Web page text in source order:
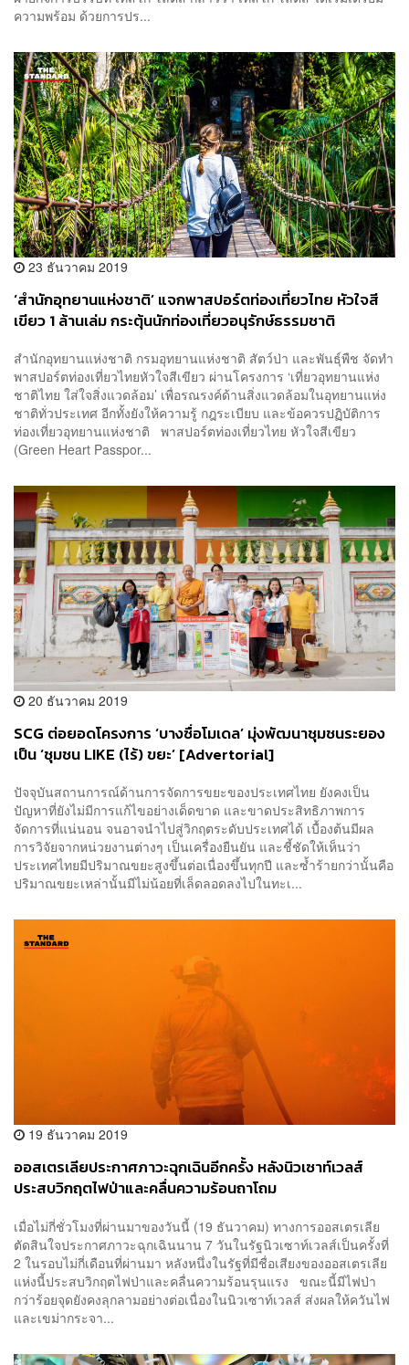
ความพร้อม ด้วยการปร...
23 ธันวาคม 2019
‘สำนักอุทยานแห่งชาติ’ แจกพาสปอร์ตท่องเที่ยวไทย หัวใจสี
เขียว 1 ล้านเล่ม กระตุ้นนักท่องเที่ยวอนุรักษ์ธรรมชาติ
สำนักอุทยานแห่งชาติ กรมอุทยานแห่งชาติ สัตว์ป่า และพันธุ์พืช จัดทำ
พาสปอร์ตท่องเที่ยวไทยหัวใจสีเขียว ผ่านโครงการ ‘เที่ยวอุทยานแห่ง
ชาติไทย ใส่ใจสิ่งแวดล้อม’ เพื่อรณรงค์ด้านสิ่งแวดล้อมในอุทยานแห่ง
ชาติทั่วประเทศ อีกทั้งยังให้ความรู้ กฎระเบียบ และข้อควรปฏิบัติการ
ท่องเที่ยวอุทยานแห่งชาติ พาสปอร์ตท่องเที่ยวไทย หัวใจสีเขียว
(Green Heart Passpor...
20 ธันวาคม 2019
SCG ต่อยอดโครงการ ‘บางซื่อโมเดล’ มุ่งพัฒนาชุมชนระยอง
เป็น ‘ชุมชน LIKE (ไร้) ขยะ’ [Advertorial]
ปัจจุบันสถานการณ์ด้านการจัดการขยะของประเทศไทย ยังคงเป็น
ปัญหาที่ยังไม่มีการแก้ไขอย่างเด็ดขาด และขาดประสิทธิภาพการ
จัดการที่แน่นอน จนอาจนำไปสู่วิกฤตระดับประเทศได้ เบื้องต้นมีผล
การวิจัยจากหน่วยงานต่างๆ เป็นเครื่องยืนยัน และชี้ชัดให้เห็นว่า
ประเทศไทยมีปริมาณขยะสูงขึ้นต่อเนื่องขึ้นทุกปี และซ้ำร้ายกว่านั้นคือ
ปริมาณขยะเหล่านั้นมีไม่น้อยที่เล็ดลอดลงไปในทะเ...
19 ธันวาคม 2019
ออสเตรเลียประกาศภาวะฉุกเฉินอีกครั้ง หลังนิวเซาท์เวลส์
ประสบวิกฤตไฟป่าและคลื่นความร้อนถาโถม
เมื่อไม่กี่ชั่วโมงที่ผ่านมาของวันนี้ (19 ธันวาคม) ทางการออสเตรเลีย
ตัดสินใจประกาศภาวะฉุกเฉินนาน 7 วันในรัฐนิวเซาท์เวลส์เป็นครั้งที่
2 ในรอบไม่กี่เดือนที่ผ่านมา หลังหนึ่งในรัฐที่มีชื่อเสียงของออสเตรเลีย
แห่งนี้ประสบวิกฤตไฟป่าและคลื่นความร้อนรุนแรง ขณะนี้มีไฟป่า
กว่าร้อยจุดยังคงลุกลามอย่างต่อเนื่องในนิวเซาท์เวลส์ ส่งผลให้ควันไฟ
และเขม่ากระจา...